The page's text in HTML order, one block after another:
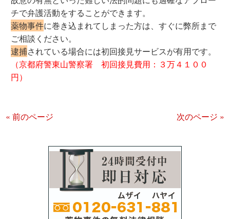
チで弁護活動をすることができます。
薬物事件に巻き込まれてしまった方は、すぐに弊所まで
ご相談ください。
逮捕されている場合には初回接見サービスが有用です。
（京都府警東山警察署 初回接見費用：３万４１００
円）
« 前のページ 次のページ »